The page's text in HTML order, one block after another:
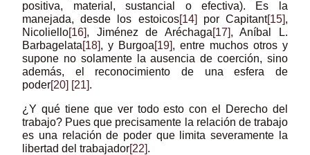
positiva, material, sustancial o efectiva). Es la
manejada, desde los estoicos[14] por Capitant[15],
Nicoliello[16], Jiménez de Aréchaga[17], Aníbal L.
Barbagelata[18], y Burgoa[19], entre muchos otros y
supone no solamente la ausencia de coerción, sino
además, el reconocimiento de una esfera de
poder[20] [21].
¿Y qué tiene que ver todo esto con el Derecho del
trabajo? Pues que precisamente la relación de trabajo
es una relación de poder que limita severamente la
libertad del trabajador[22].